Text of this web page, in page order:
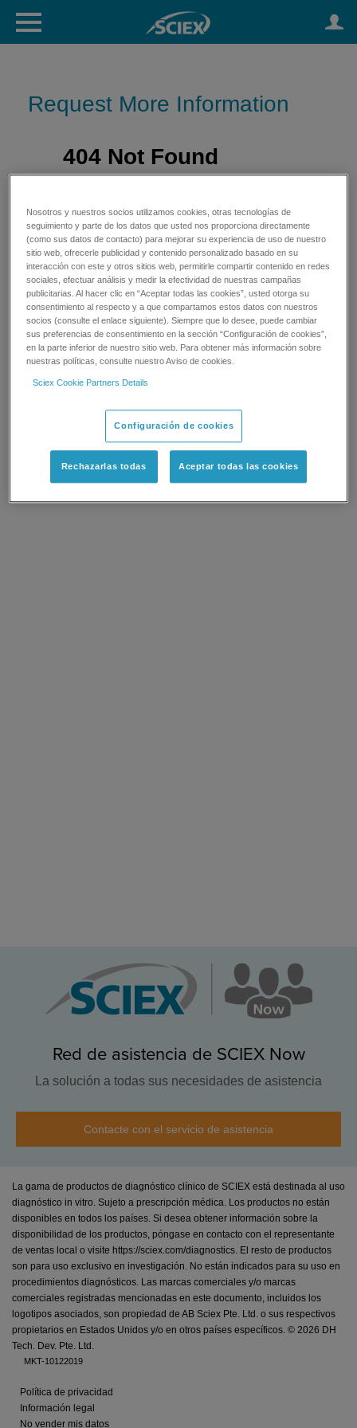
Request More Information
Red de asistencia de SCIEX Now
La solución a todas sus necesidades de asistencia
Contacte con el servicio de asistencia
La gama de productos de diagnóstico clínico de SCIEX está destinada al uso
diagnóstico in vitro. Sujeto a prescripción médica. Los productos no están
disponibles en todos los países. Si desea obtener información sobre la
disponibilidad de los productos, póngase en contacto con el representante
de ventas local o visite https://sciex.com/diagnostics. El resto de productos
son para uso exclusivo en investigación. No están indicados para su uso en
procedimientos diagnósticos. Las marcas comerciales y/o marcas
comerciales registradas mencionadas en este documento, incluidos los
logotipos asociados, son propiedad de AB Sciex Pte. Ltd. o sus respectivos
propietarios en Estados Unidos y/o en otros países específicos. © 2026 DH
Tech. Dev. Pte. Ltd.
MKT-10122019
Política de privacidad
Información legal
No vender mis datos
Nosotros y nuestros socios utilizamos cookies, otras tecnologías de
seguimiento y parte de los datos que usted nos proporciona directamente
(como sus datos de contacto) para mejorar su experiencia de uso de nuestro
sitio web, ofrecerle publicidad y contenido personalizado basado en su
interacción con este y otros sitios web, permitirle compartir contenido en redes
sociales, efectuar análisis y medir la efectividad de nuestras campañas
publicitarias. Al hacer clic en “Aceptar todas las cookies”, usted otorga su
consentimiento al respecto y a que compartamos estos datos con nuestros
socios (consulte el enlace siguiente). Siempre que lo desee, puede cambiar
sus preferencias de consentimiento en la sección “Configuración de cookies”,
en la parte inferior de nuestro sitio web. Para obtener más información sobre
nuestras políticas, consulte nuestro Aviso de cookies.
Sciex Cookie Partners Details
Configuración de cookies
Rechazarlas todas Aceptar todas las cookies